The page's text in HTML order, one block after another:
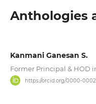
Anthologies
Kanmani Ganesan S.
Former Principal & HOD
https://orcid.org/0000-